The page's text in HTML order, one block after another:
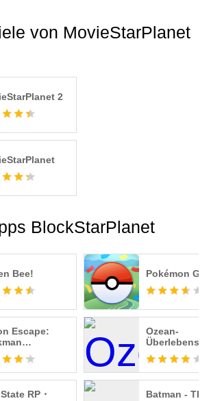
von MovieStarPlanet
2
BlockStarPlanet
Bee! Pokémon GO
Escape:
Ozean-
offline
RP・
Batman - The